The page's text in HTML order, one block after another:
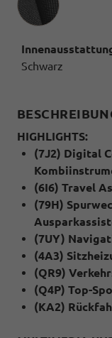
Schwarz
HIGHLIGHTS:
(7J2) Digital
(6I6) Travel
(79H)
(7UY)
(4A3)
(QR9)
(Q4P) Top-
(KA2)